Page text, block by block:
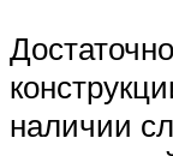
наличии